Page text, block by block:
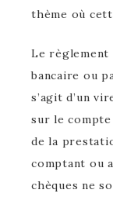
thème où
Le règlement
bancaire ou
s’agit d’un
sur le
de la
comptant ou
chèques ne